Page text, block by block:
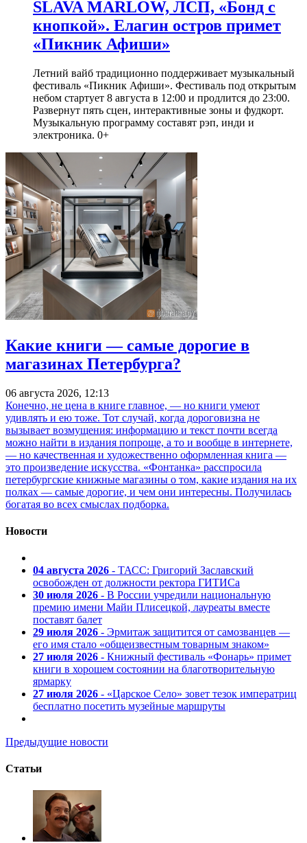
SLAVA MARLOW, ЛСП, «Бонд с
кнопкой». Елагин остров примет
«Пикник Афиши»
Летний вайб традиционно поддерживает музыкальный
фестиваль «Пикник Афиши». Фестиваль под открытым
небом стартует 8 августа в 12:00 и продлится до 23:00.
Развернут пять сцен, интерактивные зоны и фудкорт.
Музыкальную программу составят рэп, инди и
электроника. 0+
Какие книги — самые дорогие в
магазинах Петербурга?
06 августа 2026, 12:13
Конечно, не цена в книге главное, — но книги умеют
удивлять и ею тоже. Тот случай, когда дороговизна не
вызывает возмущения: информацию и текст почти всегда
можно найти в издания попроще, а то и вообще в интернете,
— но качественная и художественно оформленная книга —
это произведение искусства. «Фонтанка» расспросила
петербургские книжные магазины о том, какие издания на их
полках — самые дорогие, и чем они интересны. Получилась
богатая во всех смыслах подборка.
Новости
04 августа 2026 - ТАСС: Григорий Заславский
освобожден от должности ректора ГИТИСа
30 июля 2026 - В России учредили национальную
премию имени Майи Плисецкой, лауреаты вместе
поставят балет
29 июля 2026 - Эрмитаж защитится от самозванцев —
его имя стало «общеизвестным товарным знаком»
27 июля 2026 - Книжный фестиваль «Фонарь» примет
книги в хорошем состоянии на благотворительную
ярмарку
27 июля 2026 - «Царское Село» зовет тезок императриц
бесплатно посетить музейные маршруты
Предыдущие новости
Статьи